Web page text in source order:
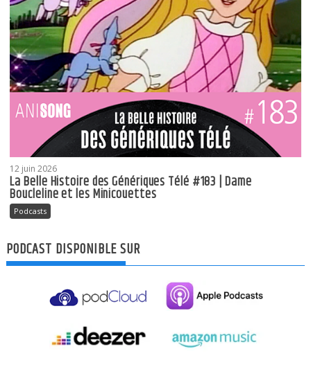
12 juin 2026
La Belle Histoire des Génériques Télé #183 | Dame
Boucleline et les Minicouettes
Podcasts
PODCAST DISPONIBLE SUR